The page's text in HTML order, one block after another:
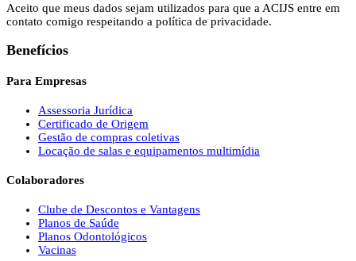
Aceito que meus dados sejam utilizados para que a ACIJS entre em
contato comigo respeitando a política de privacidade.
Benefícios
Para Empresas
Assessoria Jurídica
Certificado de Origem
Gestão de compras coletivas
Locação de salas e equipamentos multimídia
Colaboradores
Clube de Descontos e Vantagens
Planos de Saúde
Planos Odontológicos
Vacinas